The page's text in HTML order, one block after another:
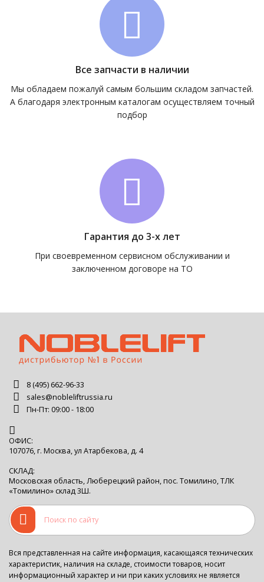
Все запчасти в наличии
Мы обладаем пожалуй самым большим складом запчастей.
А благодаря электронным каталогам осуществляем точный
подбор
Гарантия до 3-х лет
При своевременном сервисном обслуживании и
заключенном договоре на ТО
8 (495) 662-96-33
sales@nobleliftrussia.ru
Пн-Пт: 09:00 - 18:00
ОФИС:
107076, г. Москва, ул Атарбекова, д. 4
СКЛАД:
Московская область, Люберецкий район, пос. Томилино, ТЛК
«Томилино» склад 3Ш.
Вся представленная на сайте информация, касающаяся технических
характеристик, наличия на складе, стоимости товаров, носит
информационный характер и ни при каких условиях не является